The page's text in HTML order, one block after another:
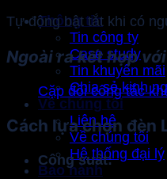
Thông tin
Tin công ty
Case study
Tin khuyến mãi
Chia sẻ kinh
Về chúng tôi
Liên hệ
Về chúng tôi
Hệ thống đại lý
Bảo hành
Tự động bật tắt khi có
Ngoài ra kết hợp
Cặp đôi công tắc
Cách lựa chọn đèn
Công suất: